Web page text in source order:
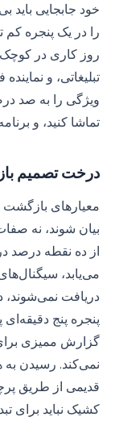
خود جابجایی باید
را در یک پنجره
روز کاری در
ویژگی را به صد
تماشا کنید، و
درخت تصمیم
معیارهای بازگشت
بیان شوند، نه
از ده نقطه درصد
دریافت نمی‌شوند،
پنجره پنج
گزارش ممیزی
قدیمی از طریق
کشیک نباید برای